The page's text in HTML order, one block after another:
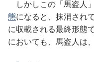
しかしこの「馬盗人
態になると、抹消され
に収載される最終形態
においても、馬盗人は